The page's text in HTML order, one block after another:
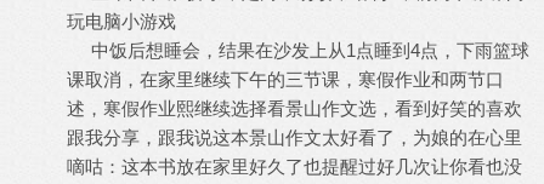
玩电脑小游戏
中饭后想睡会，结果在沙发上从1点睡到4点，下雨篮球
课取消，在家里继续下午的三节课，寒假作业和两节口
述，寒假作业熙继续选择看景山作文选，看到好笑的喜欢
跟我分享，跟我说这本景山作文太好看了，为娘的在心里
嘀咕：这本书放在家里好久了也提醒过好几次让你看也没